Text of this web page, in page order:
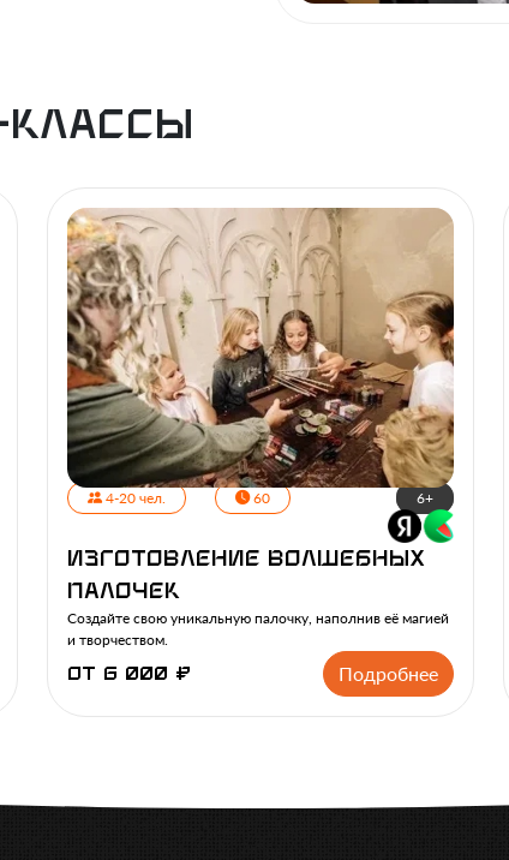
4-20 чел. 60 6+
Изготовление волшебных
палочек
Создайте свою уникальную палочку, наполнив её магией
и творчеством.
от 6 000 ₽ Подробнее